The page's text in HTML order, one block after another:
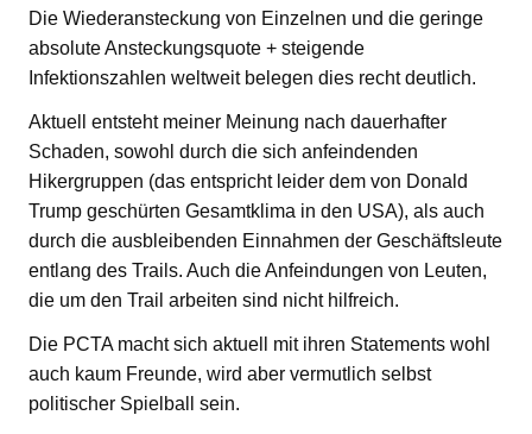
Die Wiederansteckung von Einzelnen und die geringe
absolute Ansteckungsquote + steigende
Infektionszahlen weltweit belegen dies recht deutlich.
Aktuell entsteht meiner Meinung nach dauerhafter
Schaden, sowohl durch die sich anfeindenden
Hikergruppen (das entspricht leider dem von Donald
Trump geschürten Gesamtklima in den USA), als auch
durch die ausbleibenden Einnahmen der Geschäftsleute
entlang des Trails. Auch die Anfeindungen von Leuten,
die um den Trail arbeiten sind nicht hilfreich.
Die PCTA macht sich aktuell mit ihren Statements wohl
auch kaum Freunde, wird aber vermutlich selbst
politischer Spielball sein.